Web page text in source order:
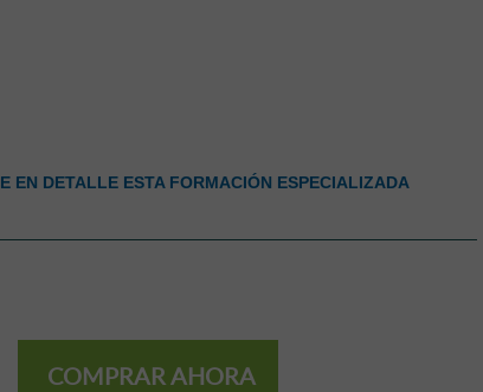
EN DETALLE ESTA FORMACIÓN ESPECIALIZADA
COMPRAR AHORA